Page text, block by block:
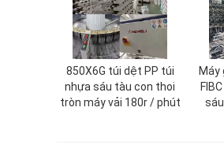
850X6G túi dệt PP túi
nhựa sáu tàu con thoi
tròn máy vải 180r / phút